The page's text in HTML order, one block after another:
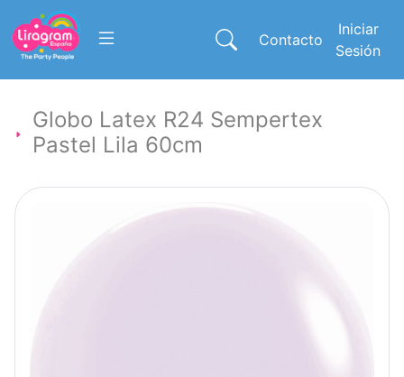
Contacto
Iniciar
Sesión
Globo Latex R24 Sempertex
Pastel Lila 60cm